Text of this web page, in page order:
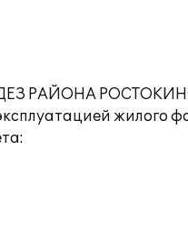
ДЕЗ РАЙОНА
жилого